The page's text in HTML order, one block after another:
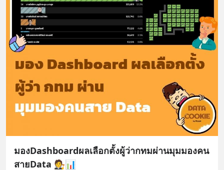
มองDashboardผลเลือกตั้งผู้ว่ากทมผ่านมุมมองคน
สายData 🧑‍⚖️📊